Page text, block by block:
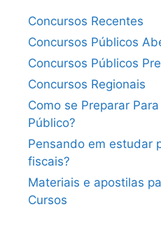
Concursos Recentes
Concursos Públicos
Concursos Públicos
Concursos Regionais
Como se Preparar
Público?
Pensando em estudar
fiscais?
Materiais e apostilas
Cursos